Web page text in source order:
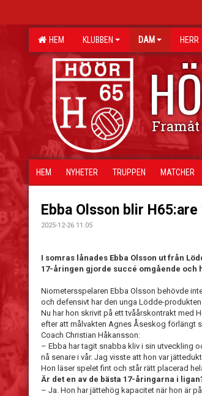
HEM KLUBBEN DAM HERR
HEM NYHETER TRUPPEN MATCHER
Ebba Olsson blir
2025-12-26 11:05
I somras lånades Ebba Olsson ut från
17-åringen gjorde succé omgående och
Niometersspelaren Ebba Olsson behövde
och defensivt har den unga Lödde-
Nu har hon skrivit på ett tvåårskontrakt med
efter att målvakten Agnes Åseskog förlängt
Coach Christian Håkansson:
– Ebba har tagit snabba kliv i sin utveckling
nå senare i vår. Jag visste att hon var
Hon läser spelet fint och står rätt placerad
Är det en av de bästa 17-åringarna i
– Ja. Hon har jättehög kapacitet när hon är